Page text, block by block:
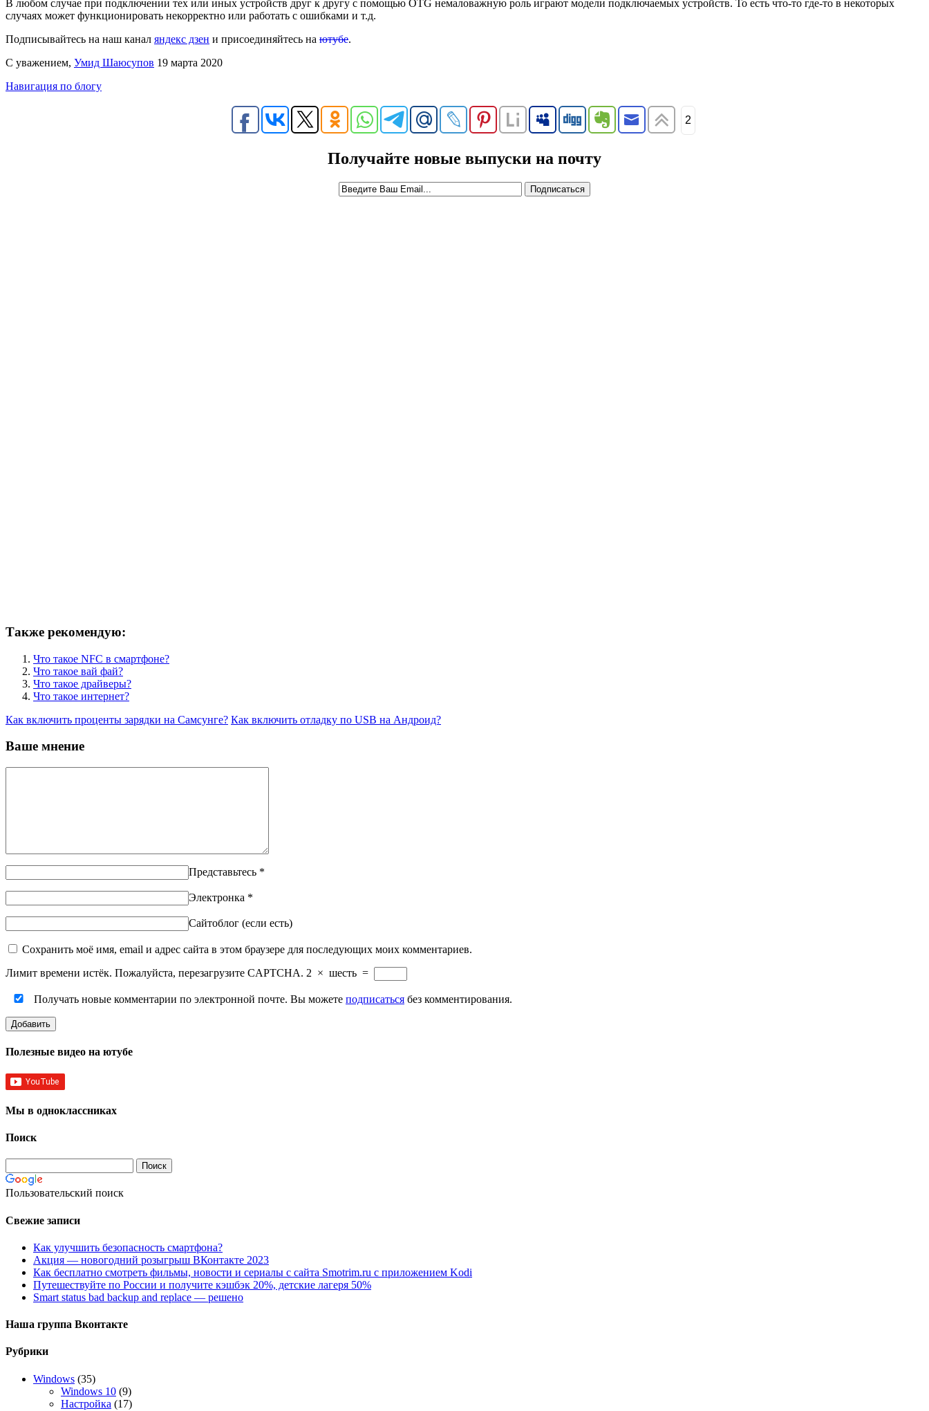
В любом случае при подключении тех или иных устройств друг к другу с помощью OTG немаловажную роль играют модели подключаемых устройств. То есть что-то где-то в некоторых
случаях может функционировать некорректно или работать с ошибками и т.д.
Подписывайтесь на наш канал яндекс дзен и присоединяйтесь на ютубе.
С уважением, Умид Шаюсупов 19 марта 2020
Навигация по блогу
2
Получайте новые выпуски на почту
Также рекомендую:
Что такое NFC в смартфоне?
Что такое вай фай?
Что такое драйверы?
Что такое интернет?
Как включить проценты зарядки на Самсунге? Как включить отладку по USB на Андроид?
Ваше мнение
Представьтесь *
Электронка *
Сайтоблог (если есть)
Сохранить моё имя, email и адрес сайта в этом браузере для последующих моих комментариев.
Лимит времени истёк. Пожалуйста, перезагрузите CAPTCHA. 2 × шесть =
Получать новые комментарии по электронной почте. Вы можете подписаться без комментирования.
Полезные видео на ютубе
Мы в одноклассниках
Поиск
Пользовательский поиск
Свежие записи
Как улучшить безопасность смартфона?
Акция — новогодний розыгрыш ВКонтакте 2023
Как бесплатно смотреть фильмы, новости и сериалы с сайта Smotrim.ru с приложением Kodi
Путешествуйте по России и получите кэшбэк 20%, детские лагеря 50%
Smart status bad backup and replace — решено
Наша группа Вконтакте
Рубрики
Windows (35)
Windows 10 (9)
Настройка (17)